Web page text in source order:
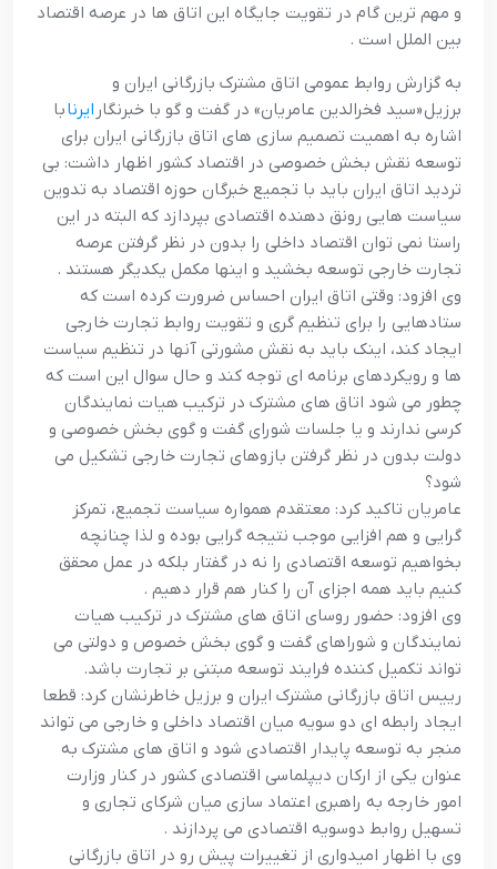
و مهم ترين گام در تقويت جايگاه اين اتاق ها در عرصه اقتصاد
بين الملل است .
به گزارش روابط عمومي اتاق مشترک بازرگاني ايران و
برزيل «سيد فخرالدين عامريان» در گفت و گو با خبرنگار ايرنابا
اشاره به اهميت تصميم سازي هاي اتاق بازرگاني ايران براي
توسعه نقش بخش خصوصي در اقتصاد کشور اظهار داشت: بي
ترديد اتاق ايران بايد با تجميع خبرگان حوزه اقتصاد به تدوين
سياست هايي رونق دهنده اقتصادي بپردازد که البته در اين
راستا نمي توان اقتصاد داخلي را بدون در نظر گرفتن عرصه
تجارت خارجي توسعه بخشيد و اينها مکمل يکديگر هستند .
وي افزود: وقتي اتاق ايران احساس ضرورت کرده است که
ستادهايي را براي تنظيم گري و تقويت روابط تجارت خارجي
ايجاد کند، اينک بايد به نقش مشورتي آنها در تنظيم سياست
ها و رويکردهاي برنامه اي توجه کند و حال سوال اين است که
چطور مي شود اتاق هاي مشترک در ترکيب هيات نمايندگان
کرسي ندارند و يا جلسات شوراي گفت و گوي بخش خصوصي و
دولت بدون در نظر گرفتن بازوهاي تجارت خارجي تشکيل مي
شود؟
عامريان تاکيد کرد: معتقدم همواره سياست تجميع، تمرکز
گرايي و هم افزايي موجب نتيجه گرايي بوده و لذا چنانچه
بخواهيم توسعه اقتصادي را نه در گفتار بلکه در عمل محقق
کنيم بايد همه اجزاي آن را کنار هم قرار دهيم .
وي افزود: حضور روساي اتاق هاي مشترک در ترکيب هيات
نمايندگان و شوراهاي گفت و گوي بخش خصوص و دولتي مي
تواند تکميل کننده فرايند توسعه مبتني بر تجارت باشد.
رييس اتاق بازرگاني مشترک ايران و برزيل خاطرنشان کرد: قطعا
ايجاد رابطه اي دو سويه ميان اقتصاد داخلي و خارجي مي تواند
منجر به توسعه پايدار اقتصادي شود و اتاق هاي مشترک به
عنوان يکي از ارکان ديپلماسي اقتصادي کشور در کنار وزارت
امور خارجه به راهبري اعتماد سازي ميان شرکاي تجاري و
تسهيل روابط دوسويه اقتصادي مي پردازند .
وي با اظهار اميدواري از تغييرات پيش رو در اتاق بازرگاني